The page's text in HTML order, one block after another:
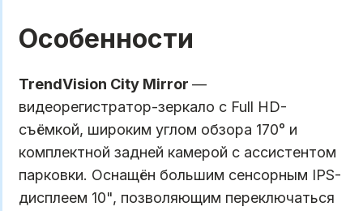
Особенности
TrendVision City Mirror —
видеорегистратор-зеркало с Full HD-
съёмкой, широким углом обзора 170° и
комплектной задней камерой с ассистентом
парковки. Оснащён большим сенсорным IPS-
дисплеем 10", позволяющим переключаться